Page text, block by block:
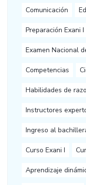
Comunicación
Preparación Exani I
Examen Nacional
Competencias
Habilidades de
Instructores
Ingreso al
Curso Exani I
Aprendizaje